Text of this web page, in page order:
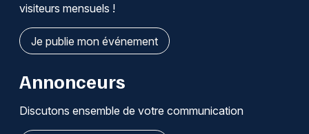
visiteurs mensuels !
Je publie mon événement
Annonceurs
Discutons ensemble de votre communication